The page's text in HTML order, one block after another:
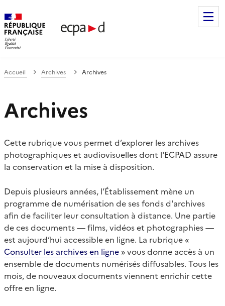
de communication et de production
Accueil Archives Archives
Archives
Cette rubrique vous permet d’explorer les archives
photographiques et audiovisuelles dont l'ECPAD assure
la conservation et la mise à disposition.
Depuis plusieurs années, l’Établissement mène un
programme de numérisation de ses fonds d'archives
afin de faciliter leur consultation à distance. Une partie
de ces documents — films, vidéos et photographies —
est aujourd’hui accessible en ligne. La rubrique «
Consulter les archives en ligne » vous donne accès à un
ensemble de documents numérisés diffusables. Tous les
mois, de nouveaux documents viennent enrichir cette
offre en ligne.